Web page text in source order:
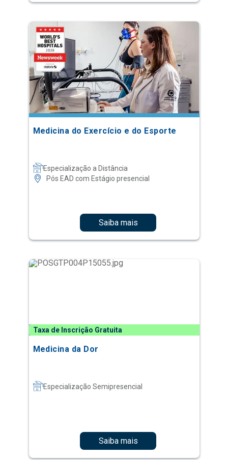
Medicina do Exercício e do Esporte
Especialização a Distância
Pós EAD com Estágio presencial
Saiba mais
Taxa de Inscrição Gratuita
Medicina da Dor
Especialização Semipresencial
Saiba mais